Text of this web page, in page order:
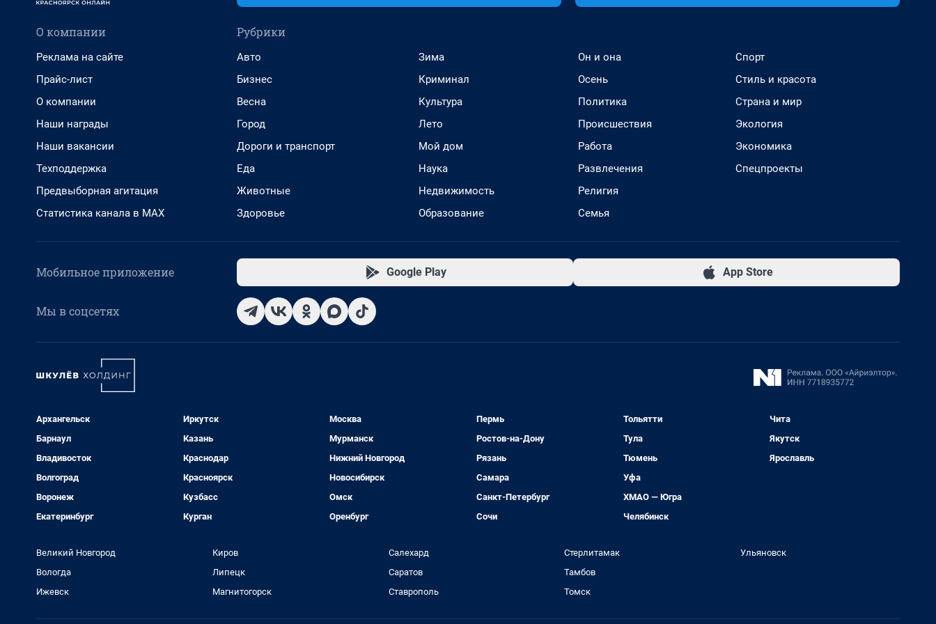
О компании
Реклама на сайте
Прайс-лист
О компании
Наши награды
Наши вакансии
Техподдержка
Предвыборная агитация
Статистика канала в MAX
Рубрики
Авто
Бизнес
Весна
Город
Дороги и транспорт
Еда
Животные
Здоровье
Зима
Криминал
Культура
Лето
Мой дом
Наука
Недвижимость
Образование
Он и она
Осень
Политика
Происшествия
Работа
Развлечения
Религия
Семья
Спорт
Стиль и красота
Страна и мир
Экология
Экономика
Спецпроекты
Мобильное приложение Google Play App Store
Мы в соцсетях
Архангельск
Барнаул
Владивосток
Волгоград
Воронеж
Екатеринбург
Иркутск
Казань
Краснодар
Красноярск
Кузбасс
Курган
Москва
Мурманск
Нижний Новгород
Новосибирск
Омск
Оренбург
Пермь
Ростов-на-Дону
Рязань
Самара
Санкт-Петербург
Сочи
Тольятти
Тула
Тюмень
Уфа
ХМАО — Югра
Челябинск
Чита
Якутск
Ярославль
Великий Новгород
Вологда
Ижевск
Киров
Липецк
Магнитогорск
Салехард
Саратов
Ставрополь
Стерлитамак
Тамбов
Томск
Ульяновск